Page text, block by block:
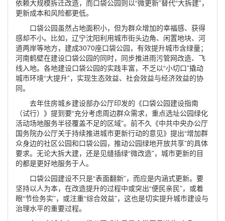
依赖大规模拆迁改造，而口袋公园则以“微更新”替代“大拆建”，
更新成本和风险都更低。
口袋公园虽然占地面积小，但为群众增加的幸福感、获得
感却不小。比如，辽宁沈阳利用城市街头边角、闲置地块、河
道两岸等地方，建成3070座口袋公园，有效提升城市含绿量；
河南鹤壁在建设口袋公园的同时，同步推进雨污管网改造、飞
线入地。各地建设口袋公园的实践丰富，不乏以“小切口”撬动
城市环境“大提升”，实现生态效益、社会效益与经济效益的协
同。
去年住房城乡建设部办公厅印发的《口袋公园建设指南
（试行）》提到要“充分考虑周边群众需求，重点选址公园绿化
活动场地服务半径覆盖不足的区域”。前不久《中共中央办公厅
国务院办公厅关于持续推进城市更新行动的意见》提出“增加群
众身边的社区公园和口袋公园，推动公园绿地开放共享”的具体
要求。无论大拆大建，还是见缝插绿“微改造”，城市更新的目
的都是更好地服务于人。
口袋公园建设不只是“表面翻新”，而应是内涵式更新。要
坚持以人为本，在改造提升的过程中或突出“便民亲民”，或着
眼“节俭务实”，或注重“综合效益”，这也是切实提升城市建设与
治理水平的重要过程。